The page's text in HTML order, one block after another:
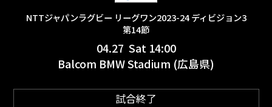
NTTジャパンラグビー リーグワン2023-24 ディビジョン3
第14節
04.27 Sat 14:00
Balcom BMW Stadium (広島県)
試合終了